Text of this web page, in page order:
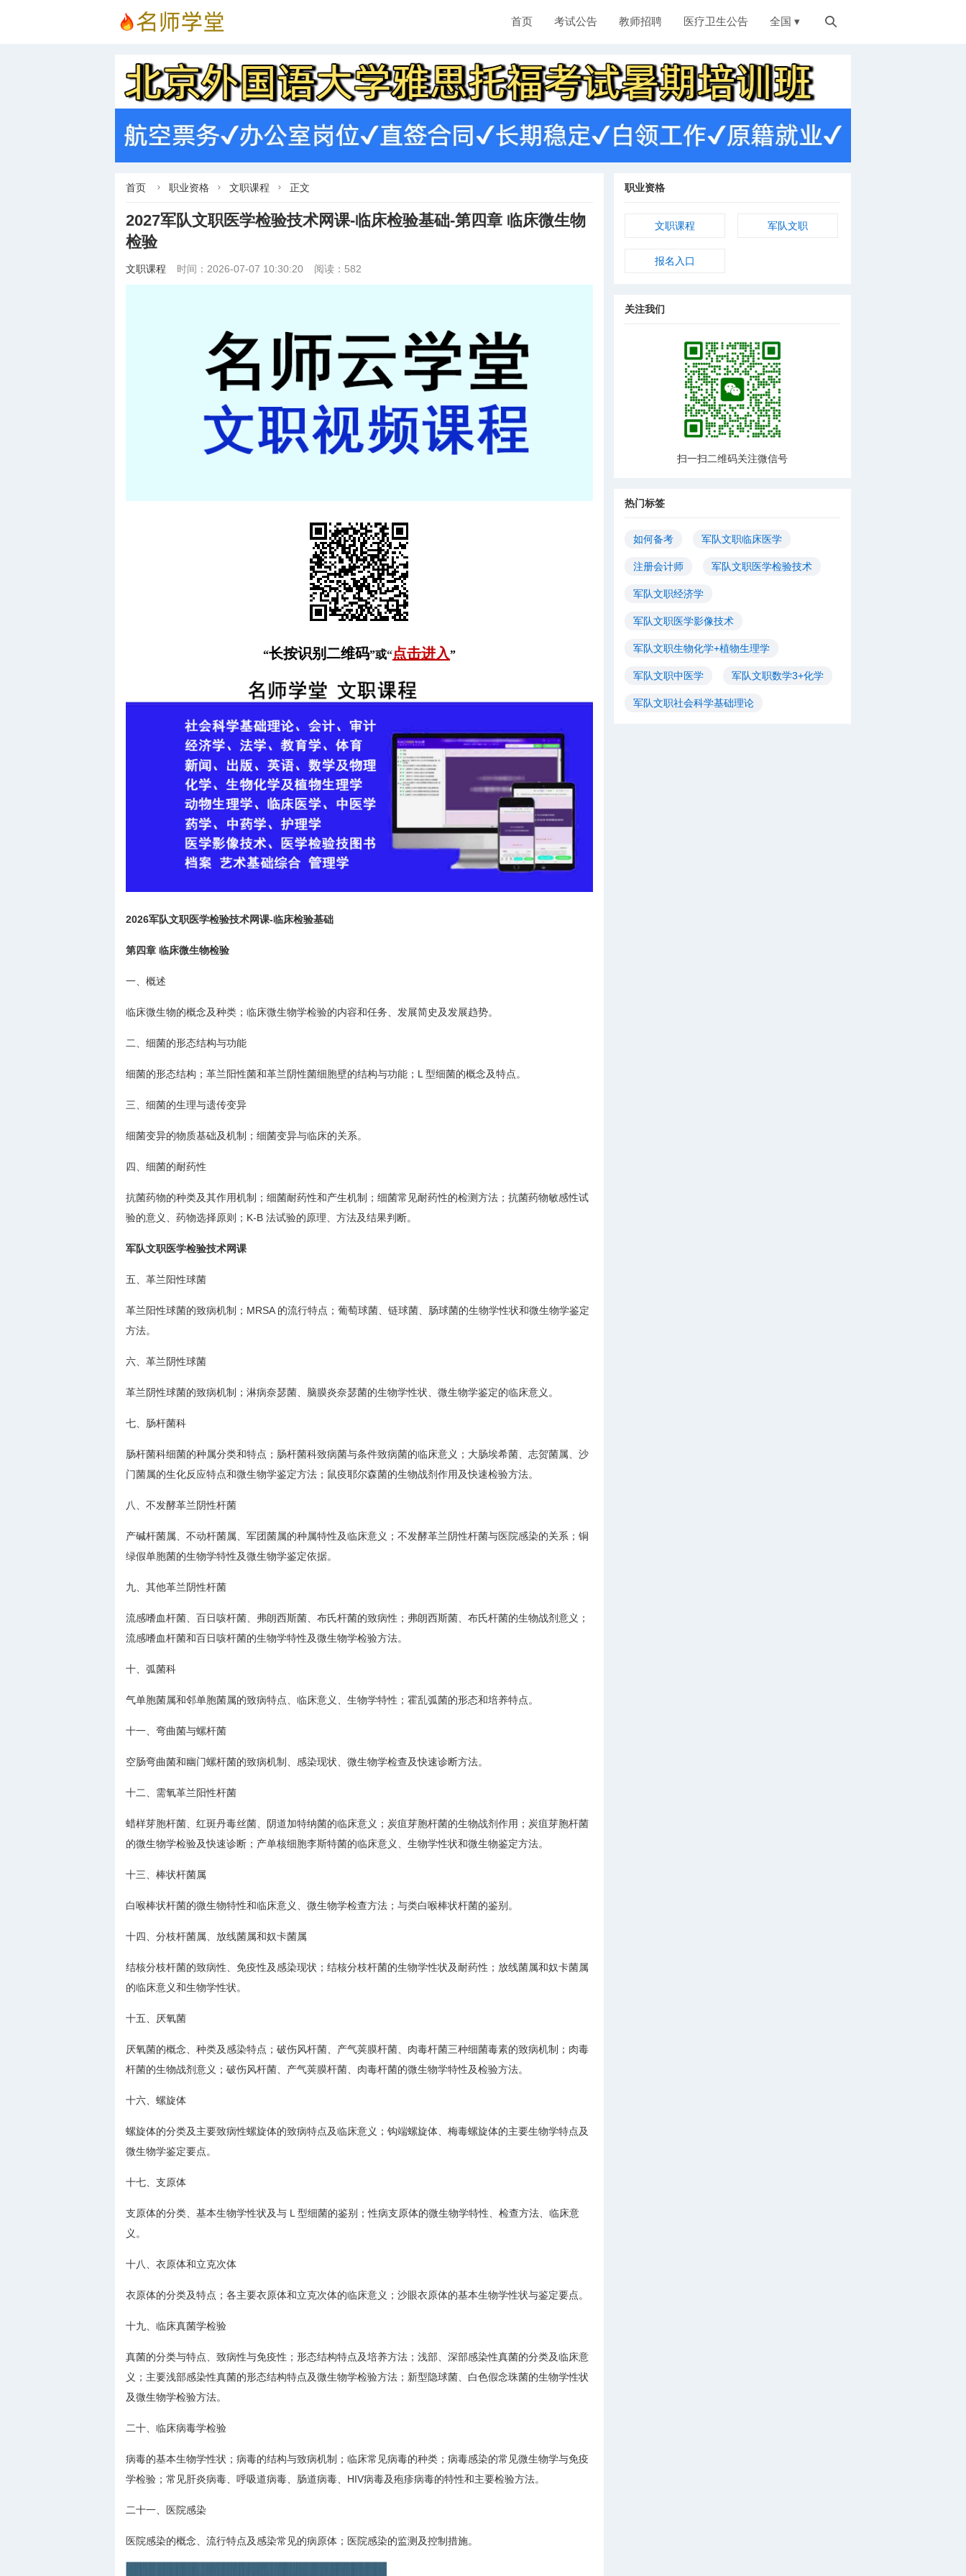

首页 考试公告 教师招聘 医疗卫生公告 全国 ▾
首页  职业资格  文职课程  正文
2027军队文职医学检验技术网课-临床检验基础-第四章 临床微生物
检验
文职课程 时间：2026-07-07 10:30:20 阅读：582
“长按识别二维码”或“点击进入”
2026军队文职医学检验技术网课-临床检验基础
第四章 临床微生物检验
一、概述
临床微生物的概念及种类；临床微生物学检验的内容和任务、发展简史及发展趋势。
二、细菌的形态结构与功能
细菌的形态结构；革兰阳性菌和革兰阴性菌细胞壁的结构与功能；L 型细菌的概念及特点。
三、细菌的生理与遗传变异
细菌变异的物质基础及机制；细菌变异与临床的关系。
四、细菌的耐药性
抗菌药物的种类及其作用机制；细菌耐药性和产生机制；细菌常见耐药性的检测方法；抗菌药物敏感性试
验的意义、药物选择原则；K-B 法试验的原理、方法及结果判断。
军队文职医学检验技术网课
五、革兰阳性球菌
革兰阳性球菌的致病机制；MRSA 的流行特点；葡萄球菌、链球菌、肠球菌的生物学性状和微生物学鉴定
方法。
六、革兰阴性球菌
革兰阴性球菌的致病机制；淋病奈瑟菌、脑膜炎奈瑟菌的生物学性状、微生物学鉴定的临床意义。
七、肠杆菌科
肠杆菌科细菌的种属分类和特点；肠杆菌科致病菌与条件致病菌的临床意义；大肠埃希菌、志贺菌属、沙
门菌属的生化反应特点和微生物学鉴定方法；鼠疫耶尔森菌的生物战剂作用及快速检验方法。
八、不发酵革兰阴性杆菌
产碱杆菌属、不动杆菌属、军团菌属的种属特性及临床意义；不发酵革兰阴性杆菌与医院感染的关系；铜
绿假单胞菌的生物学特性及微生物学鉴定依据。
九、其他革兰阴性杆菌
流感嗜血杆菌、百日咳杆菌、弗朗西斯菌、布氏杆菌的致病性；弗朗西斯菌、布氏杆菌的生物战剂意义；
流感嗜血杆菌和百日咳杆菌的生物学特性及微生物学检验方法。
十、弧菌科
气单胞菌属和邻单胞菌属的致病特点、临床意义、生物学特性；霍乱弧菌的形态和培养特点。
十一、弯曲菌与螺杆菌
空肠弯曲菌和幽门螺杆菌的致病机制、感染现状、微生物学检查及快速诊断方法。
十二、需氧革兰阳性杆菌
蜡样芽胞杆菌、红斑丹毒丝菌、阴道加特纳菌的临床意义；炭疽芽胞杆菌的生物战剂作用；炭疽芽胞杆菌
的微生物学检验及快速诊断；产单核细胞李斯特菌的临床意义、生物学性状和微生物鉴定方法。
十三、棒状杆菌属
白喉棒状杆菌的微生物特性和临床意义、微生物学检查方法；与类白喉棒状杆菌的鉴别。
十四、分枝杆菌属、放线菌属和奴卡菌属
结核分枝杆菌的致病性、免疫性及感染现状；结核分枝杆菌的生物学性状及耐药性；放线菌属和奴卡菌属
的临床意义和生物学性状。
十五、厌氧菌
厌氧菌的概念、种类及感染特点；破伤风杆菌、产气荚膜杆菌、肉毒杆菌三种细菌毒素的致病机制；肉毒
杆菌的生物战剂意义；破伤风杆菌、产气荚膜杆菌、肉毒杆菌的微生物学特性及检验方法。
十六、螺旋体
螺旋体的分类及主要致病性螺旋体的致病特点及临床意义；钩端螺旋体、梅毒螺旋体的主要生物学特点及
微生物学鉴定要点。
十七、支原体
支原体的分类、基本生物学性状及与 L 型细菌的鉴别；性病支原体的微生物学特性、检查方法、临床意
义。
十八、衣原体和立克次体
衣原体的分类及特点；各主要衣原体和立克次体的临床意义；沙眼衣原体的基本生物学性状与鉴定要点。
十九、临床真菌学检验
真菌的分类与特点、致病性与免疫性；形态结构特点及培养方法；浅部、深部感染性真菌的分类及临床意
义；主要浅部感染性真菌的形态结构特点及微生物学检验方法；新型隐球菌、白色假念珠菌的生物学性状
及微生物学检验方法。
二十、临床病毒学检验
病毒的基本生物学性状；病毒的结构与致病机制；临床常见病毒的种类；病毒感染的常见微生物学与免疫
学检验；常见肝炎病毒、呼吸道病毒、肠道病毒、HIV病毒及疱疹病毒的特性和主要检验方法。
二十一、医院感染
医院感染的概念、流行特点及感染常见的病原体；医院感染的监测及控制措施。
职业资格
文职课程 军队文职
报名入口
关注我们
扫一扫二维码关注微信号
热门标签
如何备考 军队文职临床医学
注册会计师 军队文职医学检验技术
军队文职经济学
军队文职医学影像技术
军队文职生物化学+植物生理学
军队文职中医学 军队文职数学3+化学
军队文职社会科学基础理论